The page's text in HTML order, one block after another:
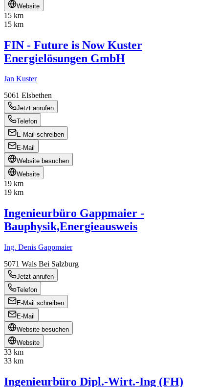
Website
15 km
15 km
FIN - Future is Now Kuster
Energielösungen GmbH
Jan Kuster
5061 Elsbethen
Jetzt anrufen
Telefon
E-Mail schreiben
E-Mail
Website besuchen
Website
19 km
19 km
Ingenieurbüro Gappmaier -
Bauphysik,Energieausweis
Ing. Denis Gappmaier
5071 Wals Bei Salzburg
Jetzt anrufen
Telefon
E-Mail schreiben
E-Mail
Website besuchen
Website
33 km
33 km
Ingenieurbüro Dipl.-Wirt.-Ing (FH)